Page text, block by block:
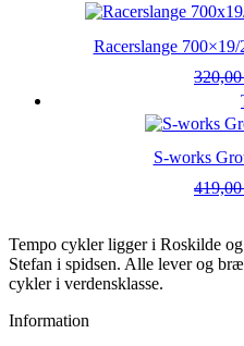
Racerslange
S-works
Tempo cykler ligger i Roskilde
Stefan i spidsen. Alle lever og
cykler i verdensklasse.
Information